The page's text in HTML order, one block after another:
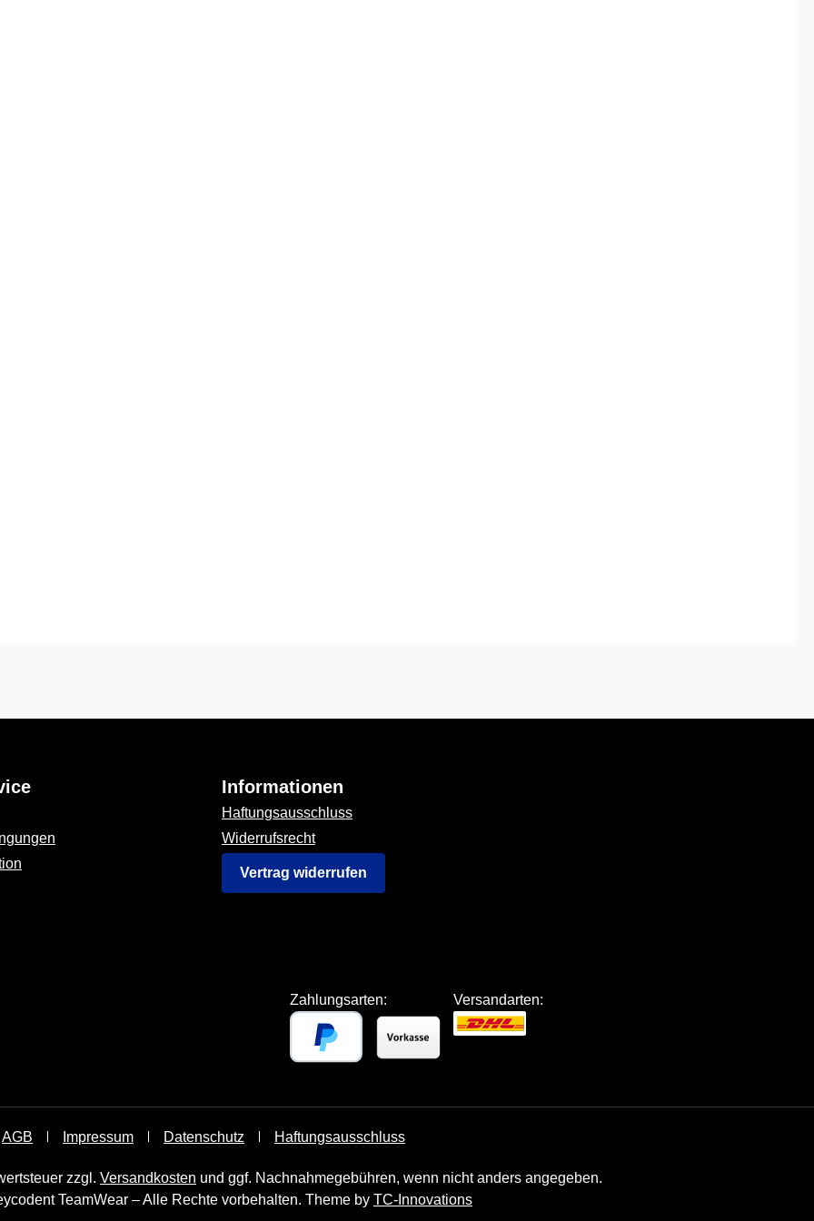
Informationen
Haftungsausschluss
Widerrufsrecht
Vertrag widerrufen
Zahlungsarten: Versandarten:
AGB Impressum Datenschutz Haftungsausschluss
zzgl. Versandkosten und ggf. Nachnahmegebühren, wenn nicht anders angegeben.
TeamWear – Alle Rechte vorbehalten. Theme by TC-Innovations